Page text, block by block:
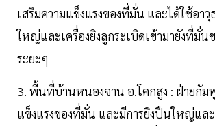
เสริมความแข็งแรงของที่มั่น และได้ใช้อาวุ
ใหญ่และเครื่องยิงลูกระเบิดเข้ามายังที่มั่น
ระยะๆ
3. พื้นที่บ้านหนองจาน อ.โคกสูง : ฝ่ายกัม
แข็งแรงของที่มั่น และมีการยิงปืนใหญ่และ